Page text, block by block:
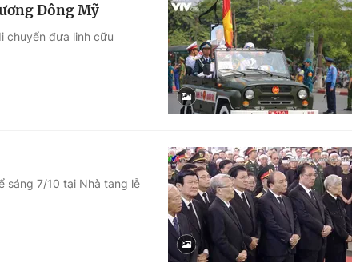
Đông Mỹ
chuyển đưa linh cữu
sáng 7/10 tại Nhà tang lễ